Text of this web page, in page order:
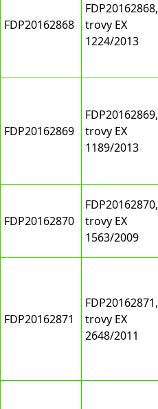
FDP20162868
FDP20162868,
trovy EX
1224/2013
FDP20162869
FDP20162869,
trovy EX
1189/2013
FDP20162870
FDP20162870,
trovy EX
1563/2009
FDP20162871
FDP20162871,
trovy EX
2648/2011